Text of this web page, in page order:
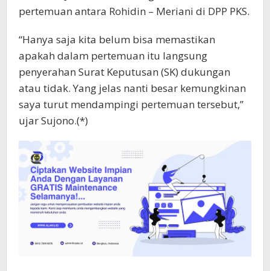
pertemuan antara Rohidin – Meriani di DPP PKS.
“Hanya saja kita belum bisa memastikan
apakah dalam pertemuan itu langsung
penyerahan Surat Keputusan (SK) dukungan
atau tidak. Yang jelas nanti besar kemungkinan
saya turut mendampingi pertemuan tersebut,’’
ujar Sujono.(*)